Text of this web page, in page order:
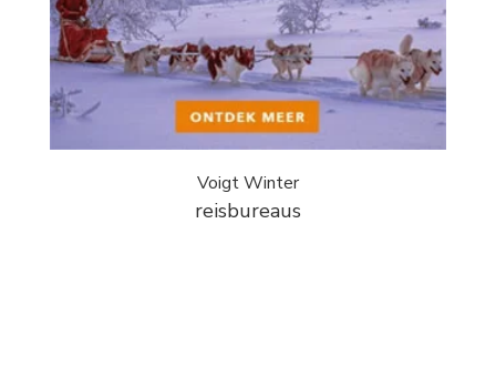
Voigt Winter
reisbureaus